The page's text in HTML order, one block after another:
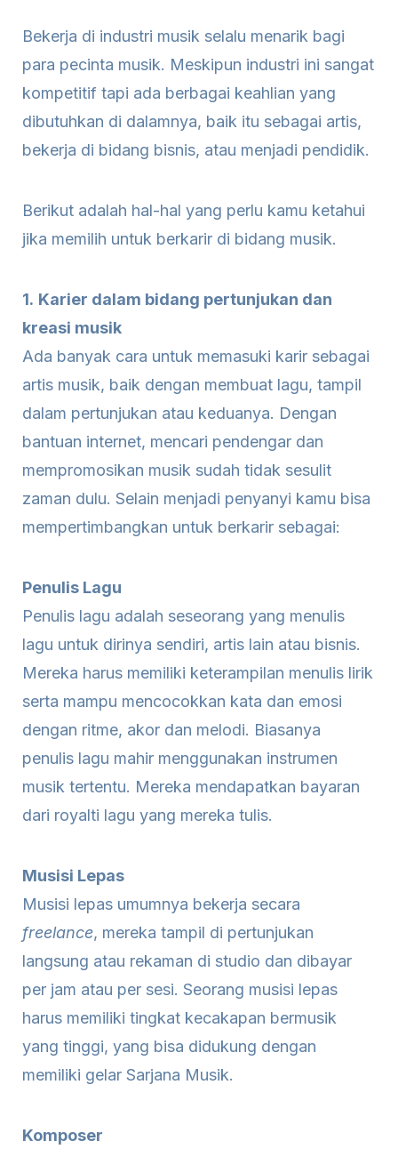
Bekerja di industri musik selalu menarik bagi
para pecinta musik. Meskipun industri ini sangat
kompetitif tapi ada berbagai keahlian yang
dibutuhkan di dalamnya, baik itu sebagai artis,
bekerja di bidang bisnis, atau menjadi pendidik.
Berikut adalah hal-hal yang perlu kamu ketahui
jika memilih untuk berkarir di bidang musik.
1. Karier dalam bidang pertunjukan dan
kreasi musik
Ada banyak cara untuk memasuki karir sebagai
artis musik, baik dengan membuat lagu, tampil
dalam pertunjukan atau keduanya. Dengan
bantuan internet, mencari pendengar dan
mempromosikan musik sudah tidak sesulit
zaman dulu. Selain menjadi penyanyi kamu bisa
mempertimbangkan untuk berkarir sebagai:
Penulis Lagu
Penulis lagu adalah seseorang yang menulis
lagu untuk dirinya sendiri, artis lain atau bisnis.
Mereka harus memiliki keterampilan menulis lirik
serta mampu mencocokkan kata dan emosi
dengan ritme, akor dan melodi. Biasanya
penulis lagu mahir menggunakan instrumen
musik tertentu. Mereka mendapatkan bayaran
dari royalti lagu yang mereka tulis.
Musisi Lepas
Musisi lepas umumnya bekerja secara
freelance, mereka tampil di pertunjukan
langsung atau rekaman di studio dan dibayar
per jam atau per sesi. Seorang musisi lepas
harus memiliki tingkat kecakapan bermusik
yang tinggi, yang bisa didukung dengan
memiliki gelar Sarjana Musik.
Komposer